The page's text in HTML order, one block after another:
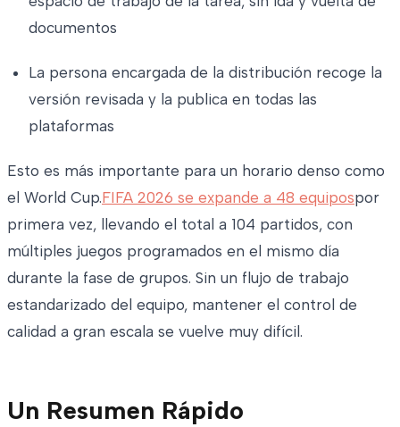
documentos
La persona encargada de la distribución recoge la
versión revisada y la publica en todas las
plataformas
Esto es más importante para un horario denso como
el World Cup.FIFA 2026 se expande a 48 equipospor
primera vez, llevando el total a 104 partidos, con
múltiples juegos programados en el mismo día
durante la fase de grupos. Sin un flujo de trabajo
estandarizado del equipo, mantener el control de
calidad a gran escala se vuelve muy difícil.
Un Resumen Rápido